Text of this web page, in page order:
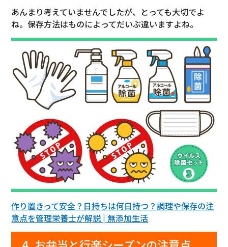
あんまり考えていませんでしたが、とっても大切でよ
ね。保存方法はものによってだいぶ違いますよね。
作り置きって安全？日持ちは何日持つ？調理や保存の注
意点を管理栄養士が解説 | 無添加生活